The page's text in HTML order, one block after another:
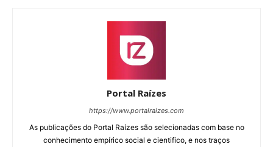
Portal Raízes
https://www.portalraizes.com
As publicações do Portal Raízes são selecionadas com base no
conhecimento empírico social e cientifico, e nos traços